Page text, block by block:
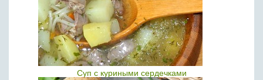
Суп с куриными сердечками